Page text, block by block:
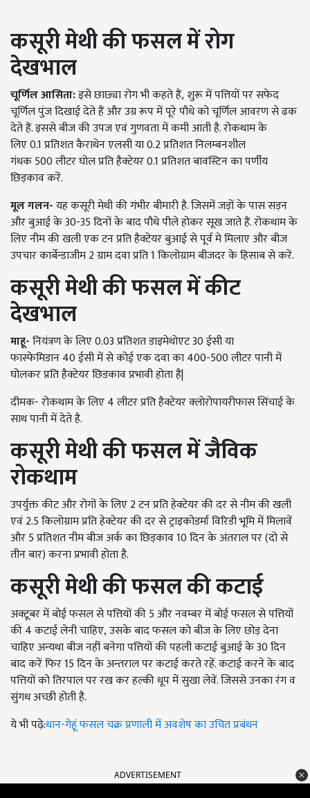
कसूरी मेथी की फसल में रोग
देखभाल
चूर्णिल आसिता:इसे छाछ्या रोग भी कहते हैं,शुरू में पत्तियों पर सफेद
चूर्णिल पुंज दिखाई देते हैं और उग्र रूप में पूरे पौधे को चूर्णिल आवरण से ढक
देते हैं. इससे बीज की उपज एवं गुणवता में कमी आती है. रोकथाम के
लिए0.1प्रतिशत कैराथेन एलसी या0.2प्रतिशत निलम्बनशील
गंधक500लीटर घोल प्रति हैक्टेयर0.1प्रतिशत बावस्टिन का पर्णीय
छिड़काव करें.
मूल गलन-यह कसूरी मेथी की गंभीर बीमारी है. जिसमें जड़ों के पास सड़न
और बुआई के30-35दिनों के बाद पौधे पीले होकर सूख जाते हैं. रोकथाम के
लिए नीम की खली एक टन प्रति हैक्टेयर बुआई से पूर्व मे मिलाए और बीज
उपचार कार्बेन्डाजीम2ग्राम दवा प्रति1किलोग्राम बीजदर के हिसाब से करें.
कसूरी मेथी की फसल में कीट
देखभाल
माहू-नियंत्रण के लिए0.03प्रतिशत डाइमेथोएट30ईसी या
फास्फेमिडान40ईसी में से कोई एक दवा का400-500लीटर पानी में
घोलकर प्रति हैक्टेयर छिडकाव प्रभावी होता है|
दीमक- रोकथाम के लिए4लीटर प्रति हैक्टेयर क्लोरोपायरीफास सिंचाई के
साथ पानी में देते है.
कसूरी मेथी की फसल में जैविक
रोकथाम
उपर्युक्त कीट और रोगों के लिए2टन प्रति हेक्टेयर की दर से नीम की खली
एवं2.5किलोग्राम प्रति हेक्टेयर की दर से ट्राइकोडर्मा विरिडी भूमि में मिलावें
और5प्रतिशत नीम बीज अर्क का छिड़काव10दिन के अंतराल पर (दो से
तीन बार) करना प्रभावी होता है.
कसूरी मेथी की फसल की कटाई
अक्टूबर में बोई फसल से पत्तियों की5और नवम्बर में बोई फसल से पत्तियों
की4कटाई लेनी चाहिए,उसके बाद फसल को बीज के लिए छोड़ देना
चाहिए अन्यथा बीज नहीं बनेगा पत्तियों की पहली कटाई बुआई के30दिन
बाद करें फिर15दिन के अन्तराल पर कटाई करते रहें. कटाई करने के बाद
पत्तियों को तिरपाल पर रख कर हल्की धूप में सुखा लेवें. जिससे उनका रंग व
सुंगध अच्छी होती है.
ये भी पढ़े:धान-गेहूं फसल चक्र प्रणाली में अवशेष का उचित प्रबंधन
ADVERTISEMENT